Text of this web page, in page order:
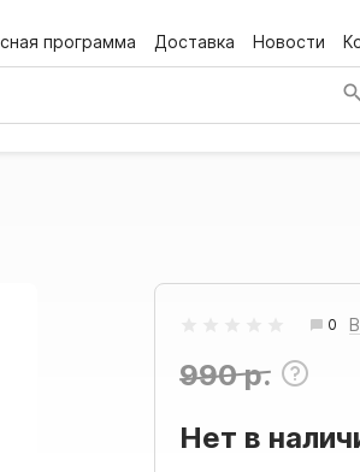
программа Доставка Новости
0
990 р.
Нет в